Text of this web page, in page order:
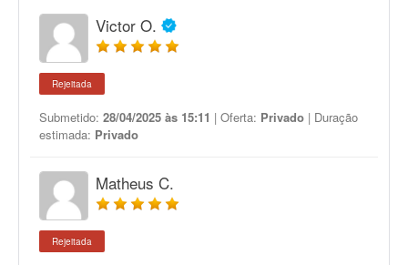
Victor O.
Rejeitada
Submetido: 28/04/2025 às 15:11 | Oferta: Privado | Duração
estimada: Privado
Matheus C.
Rejeitada